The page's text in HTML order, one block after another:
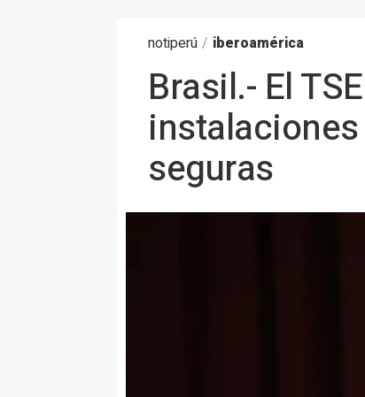
notiperú / iberoamérica
Brasil.- El
seguras